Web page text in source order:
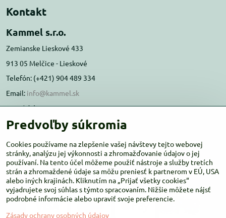
Kontakt
Kammel s.r.o.
Zemianske Lieskové 433
913 05 Melčice - Lieskové
Telefón: (+421) 904 489 334
Email: info@kammel.sk
Prevádzka:
Administratívna budova PD Melčice
Otváracie hodiny:PO-ŠT 8:00 - 16:00
PIA-NE Zatvorené
Predvoľby súkromia
Cookies používame na zlepšenie vašej návštevy tejto webovej
stránky, analýzu jej výkonnosti a zhromažďovanie údajov o jej
používaní. Na tento účel môžeme použiť nástroje a služby tretích
strán a zhromaždené údaje sa môžu preniesť k partnerom v EÚ, USA
alebo iných krajinách. Kliknutím na „Prijať všetky cookies“
vyjadrujete svoj súhlas s týmto spracovaním. Nižšie môžete nájsť
podrobné informácie alebo upraviť svoje preferencie.
Zásady ochrany osobných údajov